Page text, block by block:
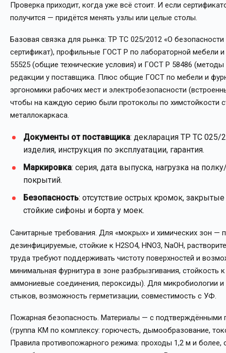
Проверка приходит, когда уже всё стоит. И если
получится — придётся менять узлы или целые столы.
Базовая связка для рынка: ТР ТС 025/2012 «О
сертификат), профильные ГОСТ Р по лабораторной мебели
55525 (общие технические условия) и ГОСТ Р 58486
редакции у поставщика. Плюс общие ГОСТ по мебели и
эргономики рабочих мест и электробезопасности
чтобы на каждую серию были протоколы по химстойкости
металлокаркаса.
Документы от поставщика: декларация ТР ТС 025/
изделия, инструкция по эксплуатации, гарантия.
Маркировка: серия, дата выпуска, нагрузка на
покрытий.
Безопасность: отсутствие острых кромок,
стойкие сифоны и борта у моек.
Санитарные требования. Для «мокрых» и химических зон —
дезинфицируемые, стойкие к H2SO4, HNO3, NaOH,
труда требуют поддерживать чистоту поверхностей и
минимальная фурнитура в зоне разбрызгивания, стойкость
аммониевые соединения, пероксиды). Для микробиологии и
стыков, возможность герметизации, совместимость с УФ.
Пожарная безопасность. Материалы — с подтверждёнными
(группа КМ по комплексу: горючесть, дымообразование,
Правила противопожарного режима: проходы 1,2 м и более,